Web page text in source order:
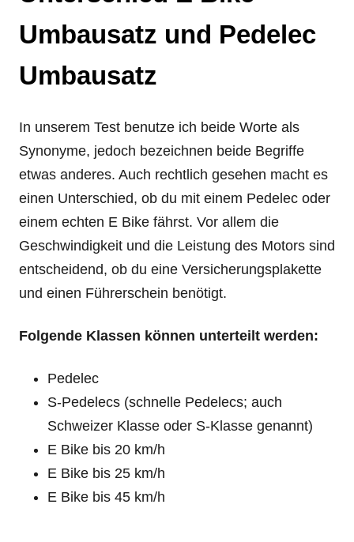
Umbausatz und Pedelec
Umbausatz
In unserem Test benutze ich beide Worte als
Synonyme, jedoch bezeichnen beide Begriffe
etwas anderes. Auch rechtlich gesehen macht es
einen Unterschied, ob du mit einem Pedelec oder
einem echten E Bike fährst. Vor allem die
Geschwindigkeit und die Leistung des Motors sind
entscheidend, ob du eine Versicherungsplakette
und einen Führerschein benötigt.
Folgende Klassen können unterteilt werden:
Pedelec
S-Pedelecs (schnelle Pedelecs; auch
Schweizer Klasse oder S-Klasse genannt)
E Bike bis 20 km/h
E Bike bis 25 km/h
E Bike bis 45 km/h